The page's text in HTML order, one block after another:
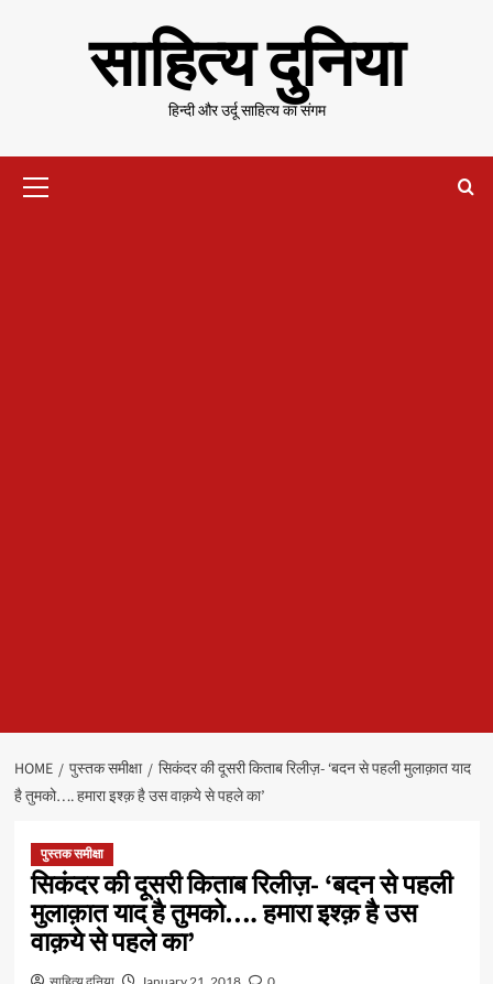
साहित्य दुनिया
हिन्दी और उर्दू साहित्य का संगम
Menu
HOME पुस्तक समीक्षा
सिकंदर की दूसरी किताब रिलीज़- ‘बदन से पहली मुलाक़ात याद
है तुमको…. हमारा इश्क़ है उस वाक़ये से पहले का’
पुस्तक समीक्षा
सिकंदर की दूसरी किताब रिलीज़- ‘बदन से पहली
मुलाक़ात याद है तुमको…. हमारा इश्क़ है उस
वाक़ये से पहले का’